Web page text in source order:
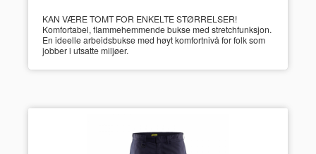
KAN VÆRE TOMT FOR ENKELTE STØRRELSER!
Komfortabel, flammehemmende bukse med stretchfunksjon.
En ideelle arbeidsbukse med høyt komfortnivå for folk som
jobber i utsatte miljøer.